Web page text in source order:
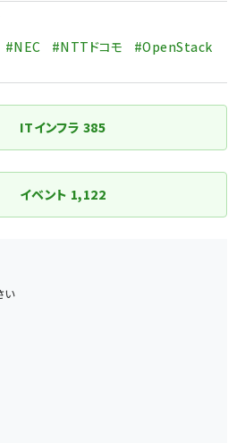
#NEC #NTTドコモ
#OpenStack
ITインフラ 385
イベント 1,122
い